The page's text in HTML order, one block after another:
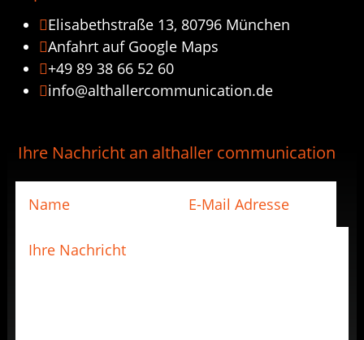
Elisabethstraße 13, 80796 München
Anfahrt auf Google Maps
+49 89 38 66 52 60
info@althallercommunication.de
Ihre Nachricht an althaller communication